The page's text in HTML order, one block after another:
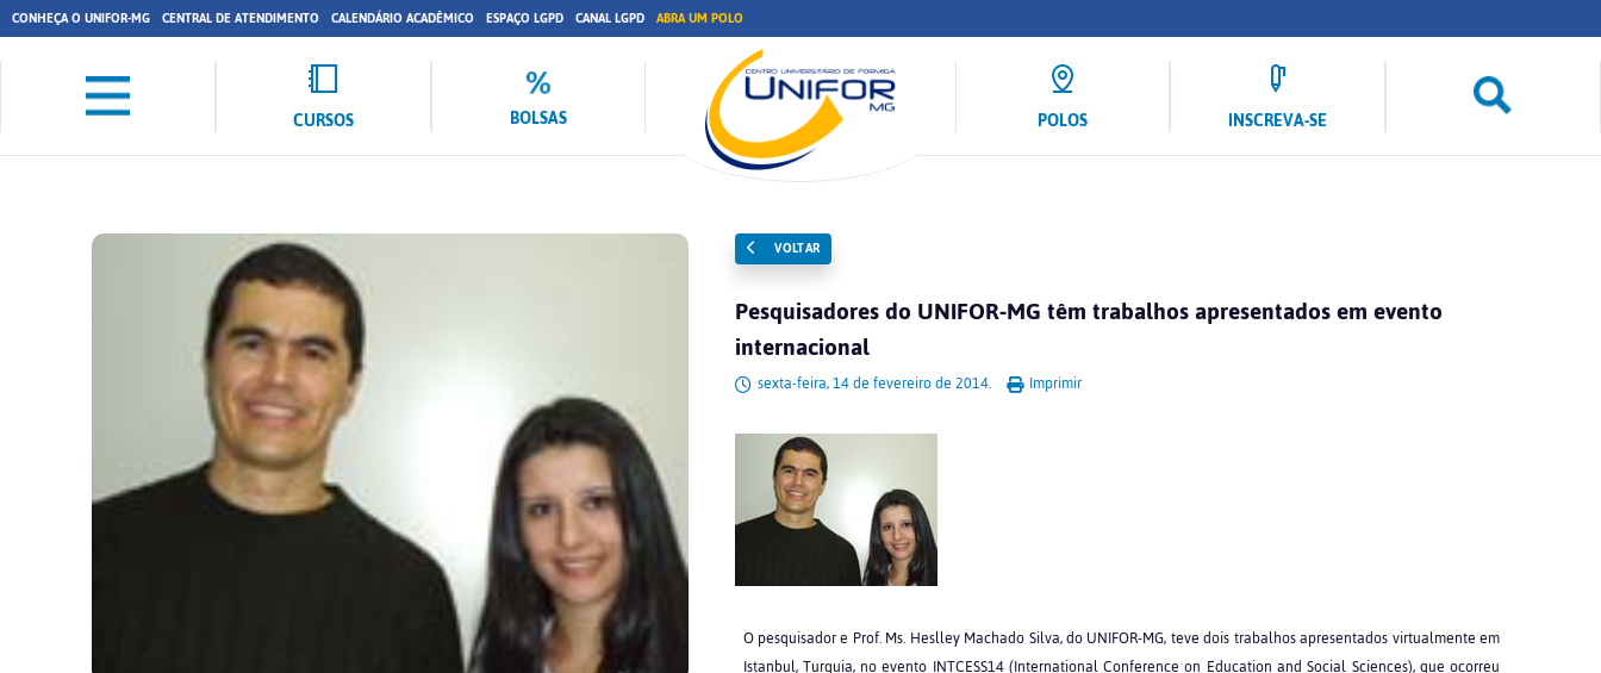
CONHEÇA O UNIFOR-MG CENTRAL DE ATENDIMENTO CALENDÁRIO ACADÊMICO ESPAÇO LGPD CANAL LGPD ABRA UM POLO
CURSOS BOLSAS POLOS INSCREVA-SE
VOLTAR
Pesquisadores do UNIFOR-MG têm trabalhos apresentados em evento
internacional
sexta-feira, 14 de fevereiro de 2014. Imprimir
O pesquisador e Prof. Ms. Heslley Machado Silva, do UNIFOR-MG, teve dois trabalhos apresentados virtualmente em
Istanbul, Turquia, no evento INTCESS14 (International Conference on Education and Social Sciences), que ocorreu